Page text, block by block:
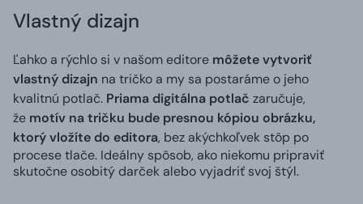
Vlastný dizajn
Ľahko a rýchlo si v našom editore môžete vytvoriť
vlastný dizajn na tričko a my sa postaráme o jeho
kvalitnú potlač. Priama digitálna potlač zaručuje,
že motív na tričku bude presnou kópiou obrázku,
ktorý vložíte do editora, bez akýchkoľvek stôp po
procese tlače. Ideálny spôsob, ako niekomu pripraviť
skutočne osobitý darček alebo vyjadriť svoj štýl.